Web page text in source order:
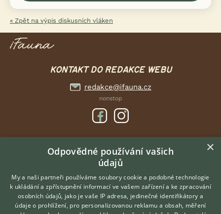
« Zpět na výpis diskusních vláken
KONTAKT DO REDAKCE WEBU
redakce@ifauna.cz
nonstop
DOMOVSKÁ STRÁNKA
INZERCE
DISKUSE
ČLÁNKY
×
Odpovědné používání vašich
údajů
My a naši partneři používáme soubory cookie a podobné technologie
k ukládání a zpřístupnění informací ve vašem zařízení a ke zpracování
osobních údajů, jako je vaše IP adresa, jedinečné identifikátory a
údaje o prohlížení, pro personalizovanou reklamu a obsah, měření